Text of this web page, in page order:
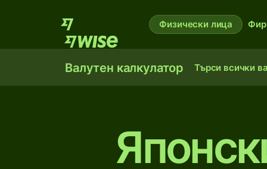
Физически лица
Валутен калкулатор Търси всички